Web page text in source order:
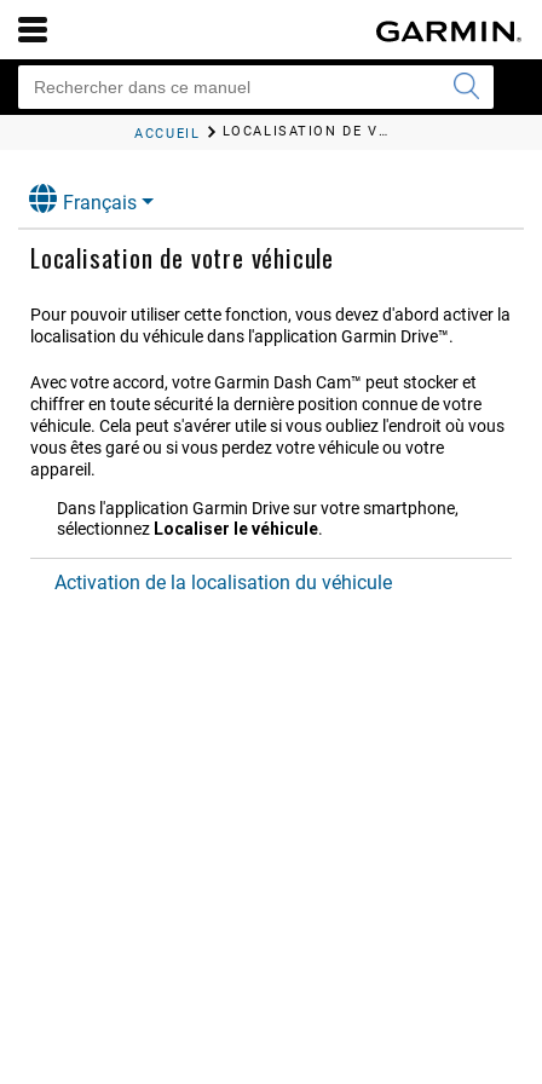
ACCUEIL LOCALISATION DE VOTRE VÉHICULE
Français
Localisation de votre véhicule
Pour pouvoir utiliser cette fonction, vous devez d'abord activer la
localisation du véhicule dans l'application Garmin Drive™.
Avec votre accord, votreGarmin Dash Cam™ peut stocker et
chiffrer en toute sécurité la dernière position connue de votre
véhicule. Cela peut s'avérer utile si vous oubliez l'endroit où vous
vous êtes garé ou si vous perdez votre véhicule ou votre
appareil.
Dans l'application Garmin Drivesur votre smartphone,
sélectionnez Localiser le véhicule.
Activation de la localisation du véhicule